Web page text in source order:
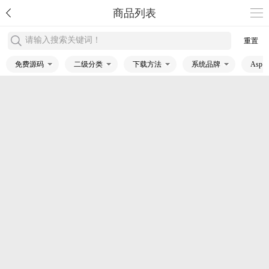
商品列表
请输入搜索关键词！ 重置
免费源码 二级分类 下载方法 系统品牌 Asp